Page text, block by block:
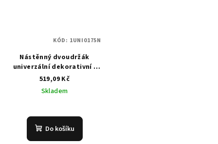
Nástěnný dvoudržák
univerzální dekorativní -
175 mm - šedý (inox)
519,09 Kč
Skladem
Do košíku
KÓD: 1UNI0175N